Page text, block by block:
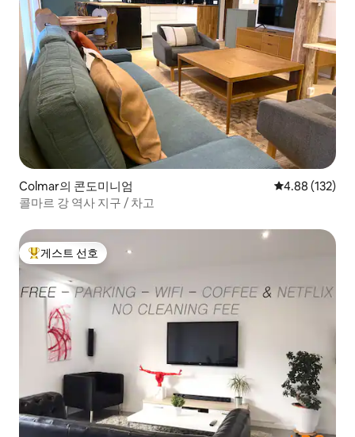
Colmar의 콘도미니엄 평점 4.88점(5
4.88 (132)
콜마르 강 역사 지구 / 차고
상위 게스트 선호
게스트 선호